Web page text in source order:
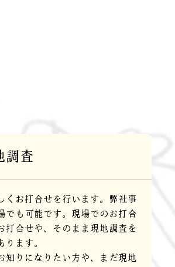
調査
くお打合せを行います。弊社事
でも可能です。現場でのお打合
打合せや、そのまま現地調査を
ります。
知りになりたい方や、まだ現地